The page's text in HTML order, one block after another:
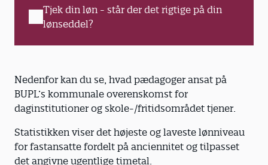
Tjek din løn - står der det rigtige på din
lønseddel?
Nedenfor kan du se, hvad pædagoger ansat på
BUPL’s kommunale overenskomst for
daginstitutioner og skole-/fritidsområdet tjener.
Statistikken viser det højeste og laveste lønniveau
for fastansatte fordelt på anciennitet og tilpasset
det angivne ugentlige timetal.